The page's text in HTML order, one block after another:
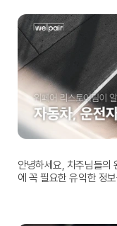
안녕하세요, 차주님들의
에 꼭 필요한 유익한 정